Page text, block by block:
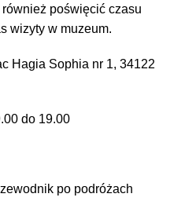
poświęcić czasu
wizyty w muzeum.
Hagia Sophia nr 1, 34122
do 19.00
po podróżach